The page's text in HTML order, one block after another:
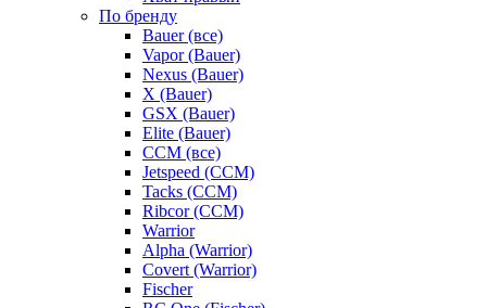
По бренду
Bauer (все)
Vapor (Bauer)
Nexus (Bauer)
X (Bauer)
GSX (Bauer)
Elite (Bauer)
CCM (все)
Jetspeed (CCM)
Tacks (CCM)
Ribcor (CCM)
Warrior
Alpha (Warrior)
Covert (Warrior)
Fischer